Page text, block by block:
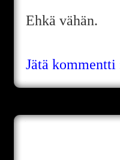
Ehkä vähän.
Jätä kommentti